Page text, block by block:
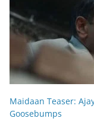
Maidaan Teaser:
Goosebumps